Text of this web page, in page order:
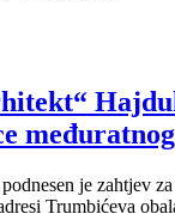
je zahtjev
Trumbićeva